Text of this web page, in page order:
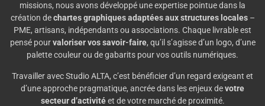
missions, nous avons développé une expertise pointue dans la
création dechartes graphiques adaptées aux structures locales–
PME, artisans, indépendants ou associations. Chaque livrable est
pensé pourvaloriser vos savoir-faire, qu’il s’agisse d’un logo, d’une
palette couleur ou de gabarits pour vos outils numériques.
Travailler avec Studio ALTA, c’est bénéficier d’un regard exigeant et
d’une approche pragmatique, ancrée dans les enjeux devotre
secteur d’activitéet de votre marché de proximité.